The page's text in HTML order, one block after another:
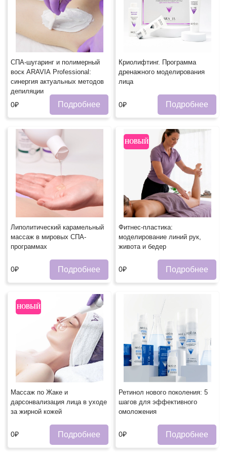
СПА-шугаринг и полимерный
воск ARAVIA Professional:
синергия актуальных методов
депиляции
0₽ Подробнее
Криолифтинг. Программа
дренажного моделирования
лица
0₽ Подробнее
Липолитический карамельный
массаж в мировых СПА-
программах
0₽ Подробнее
НОВЫЙ
Фитнес-пластика:
моделирование линий рук,
живота и бедер
0₽ Подробнее
НОВЫЙ
Массаж по Жаке и
дарсонвализация лица в уходе
за жирной кожей
0₽ Подробнее
Ретинол нового поколения: 5
шагов для эффективного
омоложения
0₽ Подробнее